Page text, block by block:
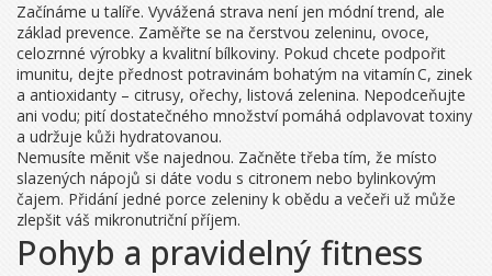
Začínáme u talíře. Vyvážená strava není jen módní trend, ale
základ prevence. Zaměřte se na čerstvou zeleninu, ovoce,
celozrnné výrobky a kvalitní bílkoviny. Pokud chcete podpořit
imunitu, dejte přednost potravinám bohatým na vitamín C, zinek
a antioxidanty – citrusy, ořechy, listová zelenina. Nepodceňujte
ani vodu; pití dostatečného množství pomáhá odplavovat toxiny
a udržuje kůži hydratovanou.
Nemusíte měnit vše najednou. Začněte třeba tím, že místo
slazených nápojů si dáte vodu s citronem nebo bylinkovým
čajem. Přidání jedné porce zeleniny k obědu a večeři už může
zlepšit váš mikronutriční příjem.
Pohyb a pravidelný fitness